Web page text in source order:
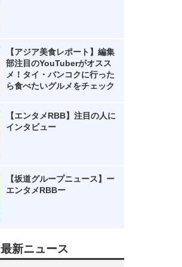
【アジア美食レポート】編集
部注目のYouTuberがオスス
メ！タイ・バンコクに行った
ら食べたいグルメをチェック
【エンタメRBB】注目の人に
インタビュー
【坂道グループニュース】ー
エンタメRBBー
最新ニュース